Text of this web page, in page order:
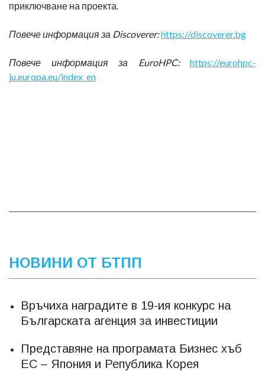
приключване на проекта.
Повече информация за Discoverer:https://discoverer.bg
Повече информация за EuroHPC: https://eurohpc-
ju.europa.eu/index_en
НОВИНИ ОТ БТПП
Връчиха наградите в 19-ия конкурс на
Българската агенция за инвестиции
Представяне на програмата Бизнес хъб
ЕС – Япония и Република Корея